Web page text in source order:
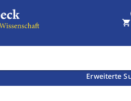
Erweiterte
shopping_cart